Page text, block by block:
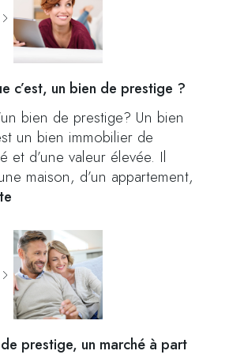
c’est, un bien de prestige ?
bien de prestige? Un bien
un bien immobilier de
et d’une valeur élevée. Il
maison, d’un appartement,
de prestige, un marché à part